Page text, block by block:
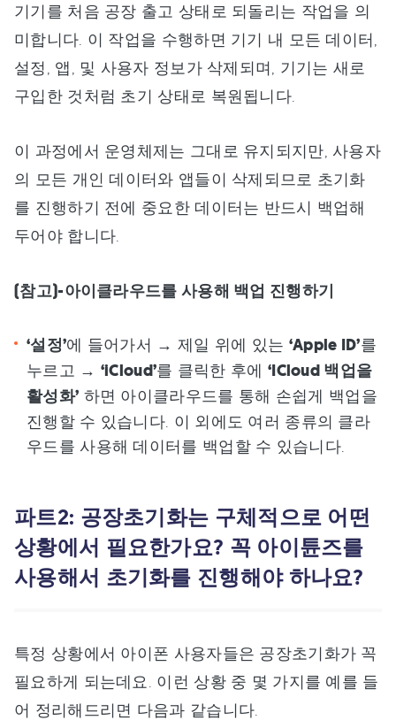
기기를 처음 공장 출고 상태로 되돌리는 작업을 의
미합니다. 이 작업을 수행하면 기기 내 모든 데이터,
설정, 앱, 및 사용자 정보가 삭제되며, 기기는 새로
구입한 것처럼 초기 상태로 복원됩니다.
이 과정에서 운영체제는 그대로 유지되지만, 사용자
의 모든 개인 데이터와 앱들이 삭제되므로 초기화
를 진행하기 전에 중요한 데이터는 반드시 백업해
두어야 합니다.
(참고)-아이클라우드를 사용해 백업 진행하기
‘설정’에 들어가서 → 제일 위에 있는 ‘Apple ID’를
누르고 → ‘iCloud’를 클릭한 후에 ‘ICloud 백업을
활성화’ 하면 아이클라우드를 통해 손쉽게 백업을
진행할 수 있습니다. 이 외에도 여러 종류의 클라
우드를 사용해 데이터를 백업할 수 있습니다.
파트2: 공장초기화는 구체적으로 어떤
상황에서 필요한가요? 꼭 아이튠즈를
사용해서 초기화를 진행해야 하나요?
특정 상황에서 아이폰 사용자들은 공장초기화가 꼭
필요하게 되는데요. 이런 상황 중 몇 가지를 예를 들
어 정리해드리면 다음과 같습니다.